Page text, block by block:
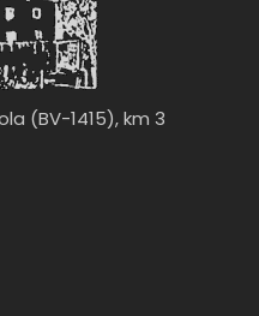
(BV-1415), km 3